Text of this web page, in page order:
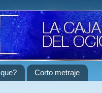
Corto metraje